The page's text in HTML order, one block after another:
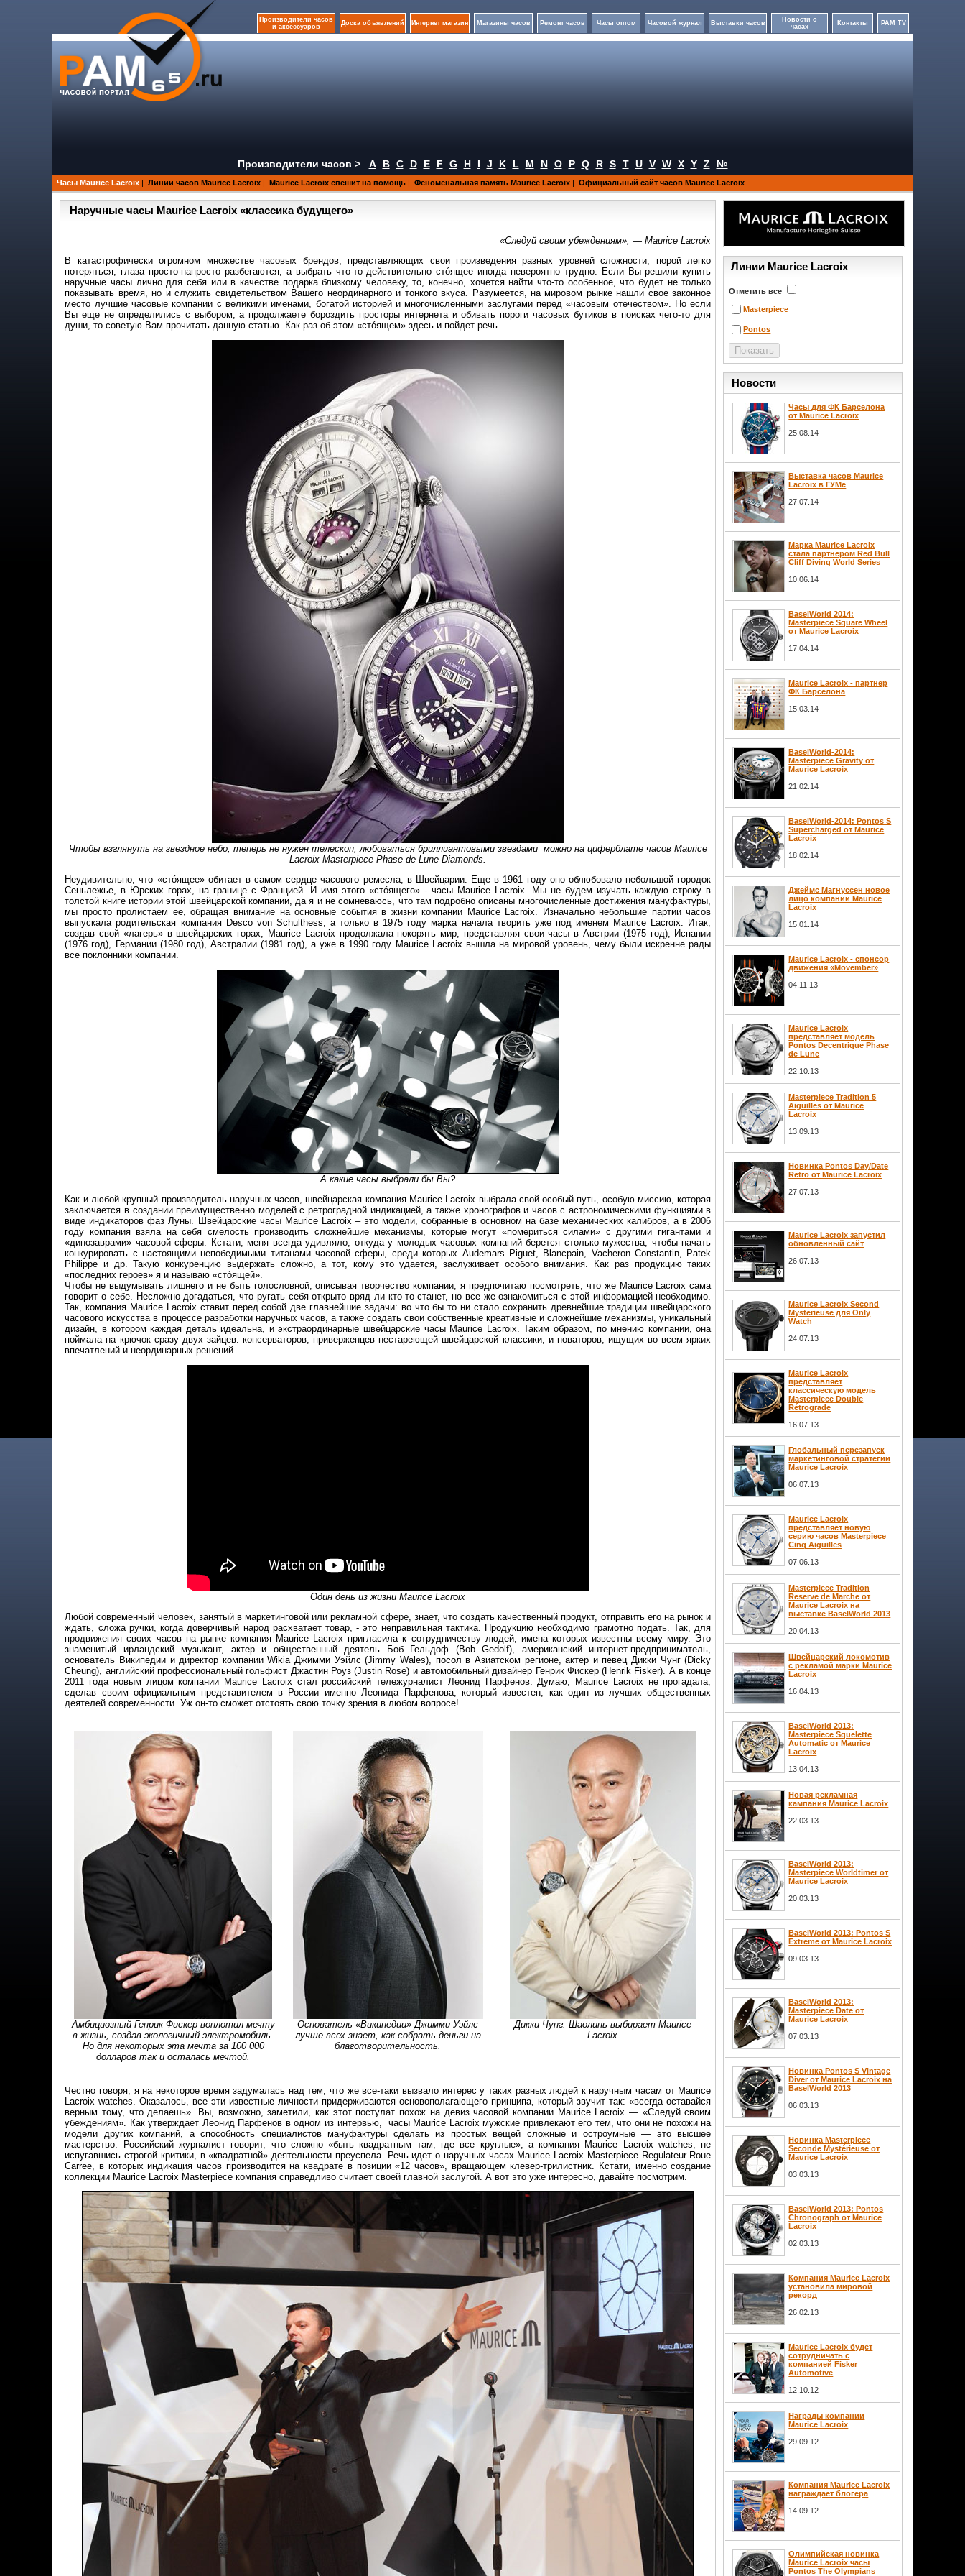
Производители часов
и аксессуаров
Доска объявлений Интернет магазин Магазины часов Ремонт часов Часы оптом Часовой журнал Выставки часов
Новости о
часах
Контакты PAM TV
Производители часов > A B C D E F G H I J K L M N O P Q R S T U V W X Y Z №
Часы Maurice Lacroix | Линии часов Maurice Lacroix | Maurice Lacroix спешит на помощь | Феноменальная память Maurice Lacroix | Официальный сайт часов Maurice Lacroix
Наручные часы Maurice Lacroix «классика будущего»
«Следуй своим убеждениям», — Maurice Lacroix
В катастрофически огромном множестве часовых брендов, представляющих свои произведения разных уровней сложности, порой легко
потеряться, глаза просто-напросто разбегаются, а выбрать что-то действительно стóящее иногда невероятно трудно. Если Вы решили купить
наручные часы лично для себя или в качестве подарка близкому человеку, то, конечно, хочется найти что-то особенное, что будет не только
показывать время, но и служить свидетельством Вашего неординарного и тонкого вкуса. Разумеется, на мировом рынке нашли свое законное
место лучшие часовые компании с великими именами, богатой историей и многочисленными заслугами перед «часовым отечеством». Но если
Вы еще не определились с выбором, а продолжаете бороздить просторы интернета и обивать пороги часовых бутиков в поисках чего-то для
души, то советую Вам прочитать данную статью. Как раз об этом «стóящем» здесь и пойдет речь.
Чтобы взглянуть на звездное небо, теперь не нужен телескоп, любоваться бриллиантовыми звездами можно на циферблате часов Maurice
Lacroix Masterpiece Phase de Lune Diamonds.
Неудивительно, что «стóящее» обитает в самом сердце часового ремесла, в Швейцарии. Еще в 1961 году оно облюбовало небольшой городок
Сеньлежье, в Юрских горах, на границе с Францией. И имя этого «стóящего» - часы Maurice Lacroix. Мы не будем изучать каждую строку в
толстой книге истории этой швейцарской компании, да я и не сомневаюсь, что там подробно описаны многочисленные достижения мануфактуры,
мы просто пролистаем ее, обращая внимание на основные события в жизни компании Maurice Lacroix. Изначально небольшие партии часов
выпускала родительская компания Desco von Schulthess, а только в 1975 году марка начала творить уже под именем Maurice Lacroix. Итак,
создав свой «лагерь» в швейцарских горах, Maurice Lacroix продолжала покорять мир, представляя свои часы в Австрии (1975 год), Испании
(1976 год), Германии (1980 год), Австралии (1981 год), а уже в 1990 году Maurice Lacroix вышла на мировой уровень, чему были искренне рады
все поклонники компании.
А какие часы выбрали бы Вы?
Как и любой крупный производитель наручных часов, швейцарская компания Maurice Lacroix выбрала свой особый путь, особую миссию, которая
заключается в создании преимущественно моделей с ретроградной индикацией, а также хронографов и часов с астрономическими функциями в
виде индикаторов фаз Луны. Швейцарские часы Maurice Lacroix – это модели, собранные в основном на базе механических калибров, а в 2006
году компания взяла на себя смелость производить сложнейшие механизмы, которые могут «помериться силами» с другими гигантами и
«динозаврами» часовой сферы. Кстати, меня всегда удивляло, откуда у молодых часовых компаний берется столько мужества, чтобы начать
конкурировать с настоящими непобедимыми титанами часовой сферы, среди которых Audemars Piguet, Blancpain, Vacheron Constantin, Patek
Philippe и др. Такую конкуренцию выдержать сложно, а тот, кому это удается, заслуживает особого внимания. Как раз продукцию таких
«последних героев» я и называю «стóящей».
Чтобы не выдумывать лишнего и не быть голословной, описывая творчество компании, я предпочитаю посмотреть, что же Maurice Lacroix сама
говорит о себе. Несложно догадаться, что ругать себя открыто вряд ли кто-то станет, но все же ознакомиться с этой информацией необходимо.
Так, компания Maurice Lacroix ставит перед собой две главнейшие задачи: во что бы то ни стало сохранить древнейшие традиции швейцарского
часового искусства в процессе разработки наручных часов, а также создать свои собственные креативные и сложнейшие механизмы, уникальный
дизайн, в котором каждая деталь идеальна, и экстраординарные швейцарские часы Maurice Lacroix. Таким образом, по мнению компании, она
поймала на крючок сразу двух зайцев: консерваторов, приверженцев нестареющей швейцарской классики, и новаторов, ищущих во всем ярких
впечатлений и неординарных решений.
Один день из жизни Maurice Lacroix
Любой современный человек, занятый в маркетинговой или рекламной сфере, знает, что создать качественный продукт, отправить его на рынок и
ждать, сложа ручки, когда доверчивый народ расхватает товар, - это неправильная тактика. Продукцию необходимо грамотно подать. Так, для
продвижения своих часов на рынке компания Maurice Lacroix пригласила к сотрудничеству людей, имена которых известны всему миру. Это
знаменитый ирландский музыкант, актер и общественный деятель Боб Гельдоф (Bob Gedolf), американский интернет-предприниматель,
основатель Википедии и директор компании Wikia Джимми Уэйлс (Jimmy Wales), посол в Азиатском регионе, актер и певец Дикки Чунг (Dicky
Cheung), английский профессиональный гольфист Джастин Роуз (Justin Rose) и автомобильный дизайнер Генрик Фискер (Henrik Fisker). А в конце
2011 года новым лицом компании Maurice Lacroix стал российский тележурналист Леонид Парфенов. Думаю, Maurice Lacroix не прогадала,
сделав своим официальным представителем в России именно Леонида Парфенова, который известен, как один из лучших общественных
деятелей современности. Уж он-то сможет отстоять свою точку зрения в любом вопросе!
Амбициозный Генрик Фискер воплотил мечту
в жизнь, создав экологичный электромобиль.
Но для некоторых эта мечта за 100 000
долларов так и осталась мечтой.
Основатель «Википедии» Джимми Уэйлс
лучше всех знает, как собрать деньги на
благотворительность.
Дикки Чунг: Шаолинь выбирает Maurice
Lacroix
Честно говоря, я на некоторое время задумалась над тем, что же все-таки вызвало интерес у таких разных людей к наручным часам от Maurice
Lacroix watches. Оказалось, все эти известные личности придерживаются основополагающего принципа, который звучит так: «всегда оставайся
верным тому, что делаешь». Вы, возможно, заметили, как этот постулат похож на девиз часовой компании Maurice Lacroix — «Следуй своим
убеждениям». Как утверждает Леонид Парфенов в одном из интервью, часы Maurice Lacroix мужские привлекают его тем, что они не похожи на
модели других компаний, а способность специалистов мануфактуры сделать из простых вещей сложные и остроумные — это высшее
мастерство. Российский журналист говорит, что сложно «быть квадратным там, где все круглые», а компания Maurice Lacroix watches, не
испугавшись строгой критики, в «квадратной» деятельности преуспела. Речь идет о наручных часах Maurice Lacroix Masterpiece Regulateur Roue
Carree, в которых индикация часов производится на квадрате в позиции «12 часов», вращающем клевер-трилистник. Кстати, именно создание
коллекции Maurice Lacroix Masterpiece компания справедливо считает своей главной заслугой. А вот это уже интересно, давайте посмотрим.
Линии Maurice Lacroix
Отметить все
Masterpiece
Pontos
Новости
Часы для ФК Барселона
от Maurice Lacroix
25.08.14
Выставка часов Maurice
Lacroix в ГУМе
27.07.14
Марка Maurice Lacroix
стала партнером Red Bull
Cliff Diving World Series
10.06.14
BaselWorld 2014:
Masterpiece Square Wheel
от Maurice Lacroix
17.04.14
Maurice Lacroix - партнер
ФК Барселона
15.03.14
BaselWorld-2014:
Masterpiece Gravity от
Maurice Lacroix
21.02.14
BaselWorld-2014: Pontos S
Supercharged от Maurice
Lacroix
18.02.14
Джеймс Магнуссен новое
лицо компании Maurice
Lacroix
15.01.14
Maurice Lacroix - спонсор
движения «Movember»
04.11.13
Maurice Lacroix
представляет модель
Pontos Decentrique Phase
de Lune
22.10.13
Masterpiece Tradition 5
Aiguilles от Maurice
Lacroix
13.09.13
Новинка Pontos Day/Date
Retro от Maurice Lacroix
27.07.13
Maurice Lacroix запустил
обновленный сайт
26.07.13
Maurice Lacroix Second
Mysterieuse для Only
Watch
24.07.13
Maurice Lacroix
представляет
классическую модель
Masterpiece Double
Rétrograde
16.07.13
Глобальный перезапуск
маркетинговой стратегии
Maurice Lacroix
06.07.13
Maurice Lacroix
представляет новую
серию часов Masterpiece
Cinq Aiguilles
07.06.13
Masterpiece Tradition
Reserve de Marche от
Maurice Lacroix на
выставке BaselWorld 2013
20.04.13
Швейцарский локомотив
с рекламой марки Maurice
Lacroix
16.04.13
BaselWorld 2013:
Masterpiece Squelette
Automatic от Maurice
Lacroix
13.04.13
Новая рекламная
кампания Maurice Lacroix
22.03.13
BaselWorld 2013:
Masterpiece Worldtimer от
Maurice Lacroix
20.03.13
BaselWorld 2013: Pontos S
Extreme от Maurice Lacroix
09.03.13
BaselWorld 2013:
Masterpiece Date от
Maurice Lacroix
07.03.13
Новинка Pontos S Vintage
Diver от Maurice Lacroix на
BaselWorld 2013
06.03.13
Новинка Masterpiece
Seconde Mystérieuse от
Maurice Lacroix
03.03.13
BaselWorld 2013: Pontos
Chronograph от Maurice
Lacroix
02.03.13
Компания Maurice Lacroix
установила мировой
рекорд
26.02.13
Maurice Lacroix будет
сотрудничать с
компанией Fisker
Automotive
12.10.12
Награды компании
Maurice Lacroix
29.09.12
Компания Maurice Lacroix
награждает блогера
14.09.12
Олимпийская новинка
Maurice Lacroix часы
Pontos The Olympians